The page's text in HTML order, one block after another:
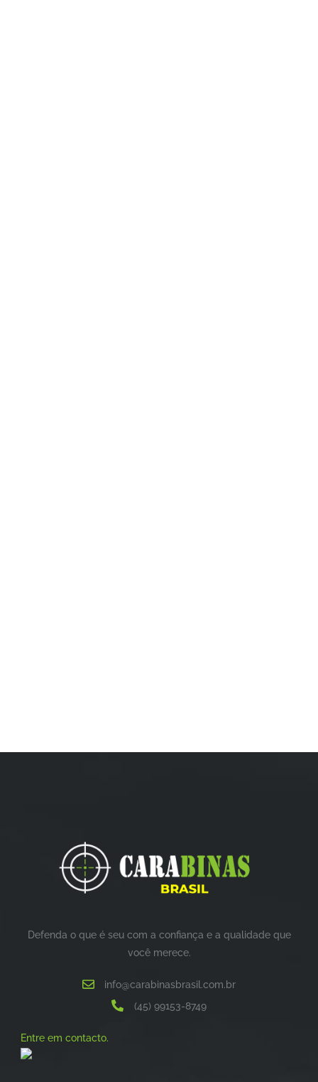
Defenda o que é seu com a confiança e a qualidade que
você merece.
info@carabinasbrasil.com.br
(45) 99153-8749
Entre em contacto.